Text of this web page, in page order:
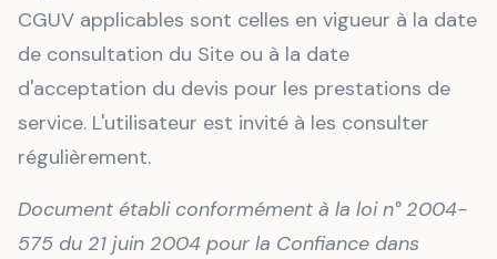
CGUV applicables sont celles en vigueur à la date
de consultation du Site ou à la date
d'acceptation du devis pour les prestations de
service. L'utilisateur est invité à les consulter
régulièrement.
Document établi conformément à la loi n° 2004-
575 du 21 juin 2004 pour la Confiance dans